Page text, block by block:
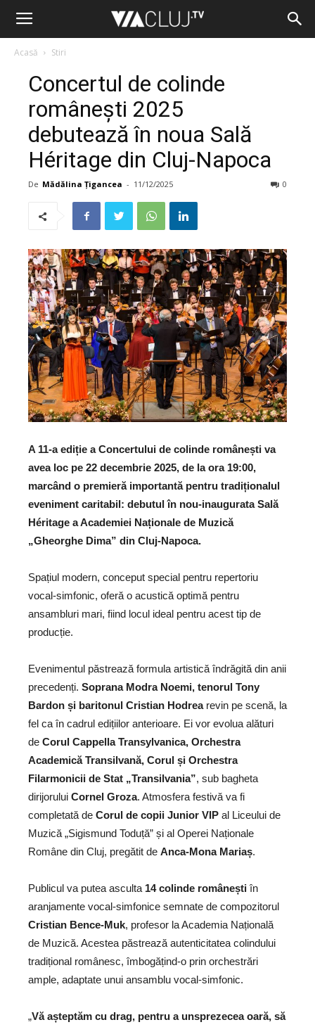
Acasă Stiri
Concertul de colinde
românești 2025
debutează în noua Sală
Héritage din Cluj-Napoca
De Mădălina Țigancea - 11/12/2025 0
A 11-a ediție a Concertului de colinde românești va
avea loc pe 22 decembrie 2025, de la ora 19:00,
marcând o premieră importantă pentru tradiționalul
eveniment caritabil: debutul în nou-inaugurata Sală
Héritage a Academiei Naționale de Muzică
„Gheorghe Dima” din Cluj-Napoca.
Spațiul modern, conceput special pentru repertoriu
vocal-simfonic, oferă o acustică optimă pentru
ansambluri mari, fiind locul ideal pentru acest tip de
producție.
Evenimentul păstrează formula artistică îndrăgită din anii
precedenți. Soprana Modra Noemi, tenorul Tony
Bardon și baritonul Cristian Hodrearevin pe scenă, la
fel ca în cadrul edițiilor anterioare. Ei vor evolua alături
de Corul Cappella Transylvanica, Orchestra
Academică Transilvană, Corul și Orchestra
Filarmonicii de Stat „Transilvania”, sub bagheta
dirijorului Cornel Groza. Atmosfera festivă va fi
completată de Corul de copii Junior VIP al Liceului de
Muzică „Sigismund Toduță” și al Operei Naționale
Române din Cluj, pregătit de Anca-Mona Mariaș.
Publicul va putea asculta 14 colinde românești în
aranjamente vocal-simfonice semnate de compozitorul
Cristian Bence-Muk, profesor la Academia Națională
de Muzică. Acestea păstrează autenticitatea colindului
tradițional românesc, îmbogățind-o prin orchestrări
ample, adaptate unui ansamblu vocal-simfonic.
„Vă așteptăm cu drag, pentru a unsprezecea oară, să